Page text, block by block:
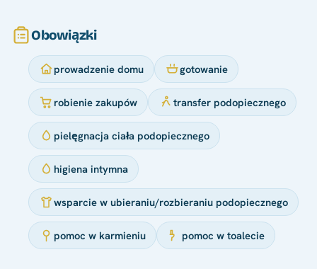
Obowiązki
prowadzenie domu gotowanie
robienie zakupów transfer podopiecznego
pielęgnacja ciała podopiecznego
higiena intymna
wsparcie w ubieraniu/rozbieraniu podopiecznego
pomoc w karmieniu pomoc w toalecie